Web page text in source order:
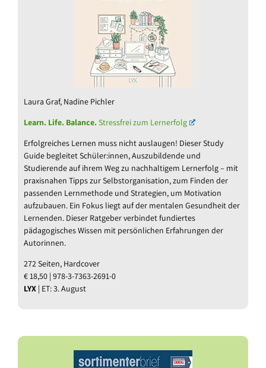
Laura Graf, Nadine Pichler
Learn. Life. Balance.Stressfrei zum Lernerfolg
Erfolgreiches Lernen muss nicht auslaugen! Dieser Study
Guide begleitet Schüler:innen, Auszubildende und
Studierende auf ihrem Weg zu nachhaltigem Lernerfolg – mit
praxisnahen Tipps zur Selbstorganisation, zum Finden der
passenden Lernmethode und Strategien, um Motivation
aufzubauen. Ein Fokus liegt auf der mentalen Gesundheit der
Lernenden. Dieser Ratgeber verbindet fundiertes
pädagogisches Wissen mit persönlichen Erfahrungen der
Autorinnen.
272 Seiten, Hardcover
€ 18,50 | 978-3-7363-2691-0
LYX | ET: 3. August